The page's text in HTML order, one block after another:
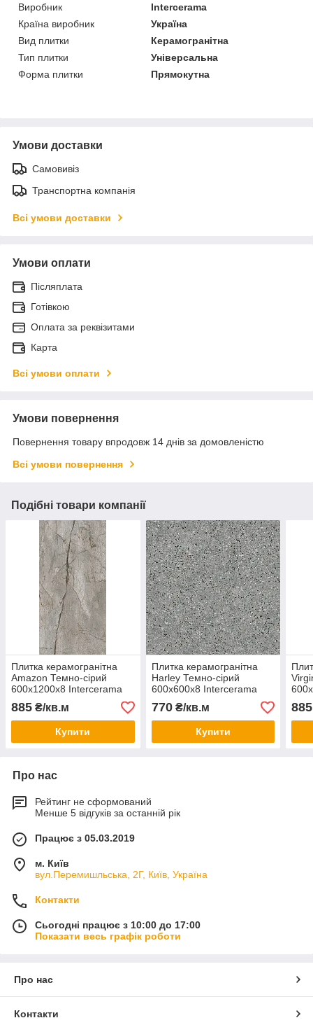
Виробник
Intercerama
Країна виробник
Україна
Вид плитки
Керамогранітна
Тип плитки
Універсальна
Форма плитки
Прямокутна
Умови доставки
Самовивіз
Транспортна компанія
Всі умови доставки
Умови оплати
Післяплата
Готівкою
Оплата за реквізитами
Карта
Всі умови оплати
Умови повернення
Повернення товару впродовж 14 днів за домовленістю
Всі умови повернення
Подібні товари компанії
Плитка керамогранітна
Amazon Темно-сірий
600x1200x8 Intercerama
885 ₴/кв.м
Купити
Плитка керамогранітна
Harley Темно-сірий
600x600x8 Intercerama
770₴/кв.м
Купити
885
Про нас
Рейтинг не сформований
Менше 5 відгуків за останній рік
Працює з 05.03.2019
м. Київ
вул.Перемишльська, 2Г, Київ, Україна
Контакти
Сьогодні працює з 10:00 до 17:00
Показати весь графік роботи
Про нас
Контакти